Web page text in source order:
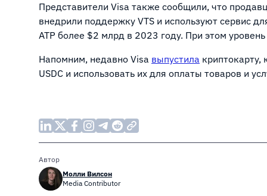
Представители Visa также сообщили, что
внедрили поддержку VTS и используют сервис
АТР более $2 млрд в 2023 году. При этом
Напомним, недавно Visa выпустила
USDC и использовать их для оплаты товаров и
Автор
Молли Вилсон
Media Contributor